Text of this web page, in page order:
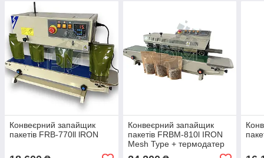
Конвеєрний запайщик
пакетів FRB-770ll lRON
Конвеєрний запайщик
пакетів FRBM-810l IRON
Mesh Type + термодатер